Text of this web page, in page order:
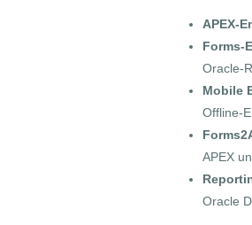
APEX-
Forms-
Oracle-
Mobile
Offline-
APEX
Oracle